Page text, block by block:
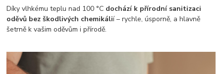
Díky vlhkému teplu nad 100 °C dochází k přírodní sanitizaci
oděvů bez škodlivých chemikálií – rychle, úsporně, a hlavně
šetrně k vašim oděvům i přírodě.